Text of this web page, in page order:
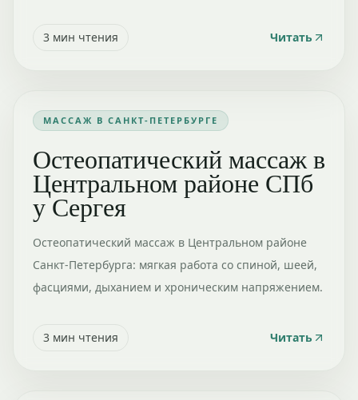
3 мин чтения Читать
МАССАЖ В САНКТ-ПЕТЕРБУРГЕ
Остеопатический массаж в
Центральном районе СПб
у Сергея
Остеопатический массаж в Центральном районе
Санкт-Петербурга: мягкая работа со спиной, шеей,
фасциями, дыханием и хроническим напряжением.
3 мин чтения Читать